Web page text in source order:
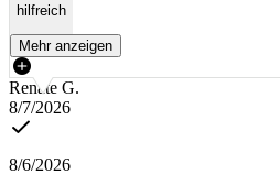
hilfreich
Mehr anzeigen
Renate G.
8/7/2026
8/6/2026